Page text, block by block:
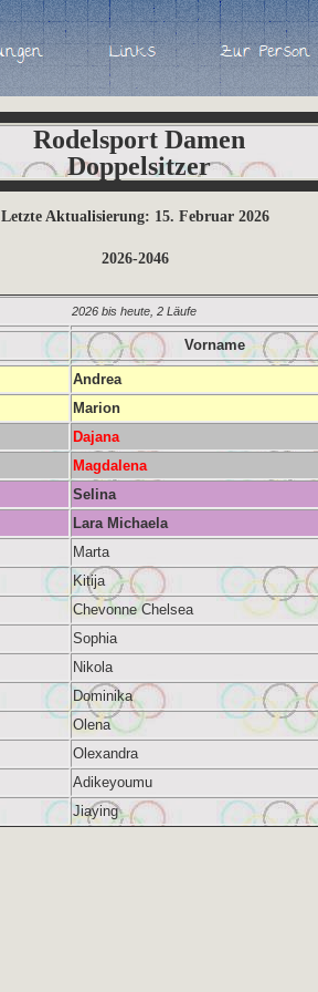
Rodelsport Damen
Doppelsitzer
Letzte Aktualisierung: 15. Februar 2026
2026-2046
2026 bis heute, 2 Läufe
Vorname
Andrea
Marion
Dajana
Magdalena
Selina
Lara Michaela
Marta
Kitija
Chevonne Chelsea
Sophia
Nikola
Dominika
Olena
Olexandra
Adikeyoumu
Jiaying